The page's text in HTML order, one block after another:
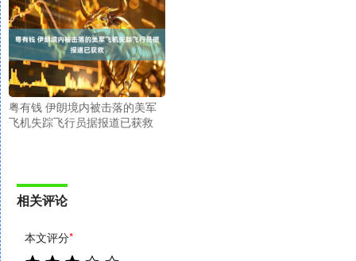
粤有钱 伊朗境内被击落的美军
飞机失踪飞行员据报道已获救
相关评论
本文评分*